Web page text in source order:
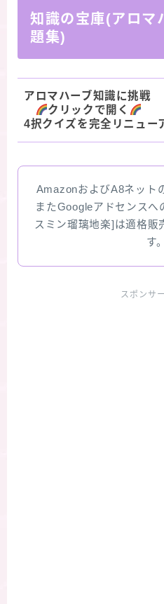
知識の宝庫(アロマ
題集)
アロマハーブ知識に挑戦
クリックで開く
4択クイズを完全リニュー
AmazonおよびA8ネット
またGoogleアドセンスへ
スミン瑠璃地楽]は適格販
す。
スポンサ